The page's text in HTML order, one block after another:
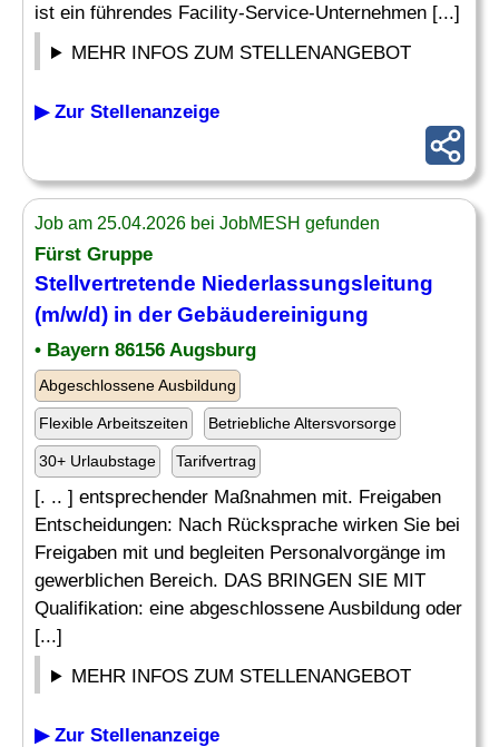
ist ein führendes Facility-Service-Unternehmen [...]
MEHR INFOS ZUM STELLENANGEBOT
▶ Zur Stellenanzeige
Job am 25.04.2026 bei JobMESH gefunden
Fürst Gruppe
Stellvertretende Niederlassungsleitung
(m/w/d) in derGebäudereinigung
• Bayern 86156 Augsburg
Abgeschlossene Ausbildung
Flexible Arbeitszeiten Betriebliche Altersvorsorge
30+ Urlaubstage Tarifvertrag
[. .. ] entsprechender Maßnahmen mit. Freigaben
Entscheidungen: Nach Rücksprache wirken Sie bei
Freigaben mit und begleiten Personalvorgänge im
gewerblichen Bereich. DAS BRINGEN SIE MIT
Qualifikation: eine abgeschlossene Ausbildung oder
[...]
MEHR INFOS ZUM STELLENANGEBOT
▶ Zur Stellenanzeige